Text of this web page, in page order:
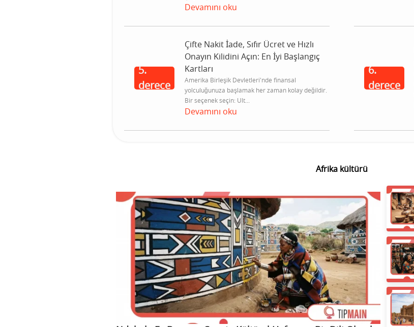
Devamını oku
5.
derece
Çifte Nakit İade, Sıfır Ücret ve Hızlı
Onayın Kilidini Açın: En İyi Başlangıç
Kartları
Amerika Birleşik Devletleri'nde finansal
yolculuğunuza başlamak her zaman kolay değildir.
Bir seçenek seçin: Ult...
Devamını oku
6.
derece
Afrika kültürü